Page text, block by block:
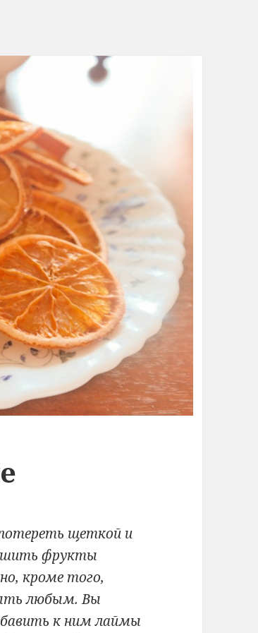
щеткой и
фрукты
кроме того,
любым. Вы
к ним лаймы